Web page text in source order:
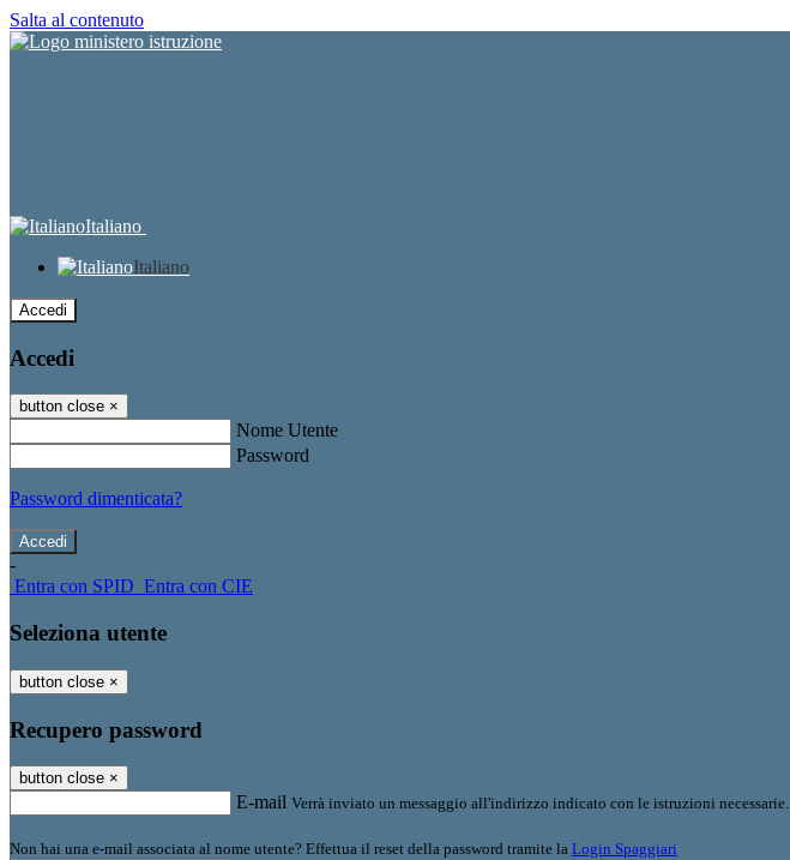
Salta al contenuto
Italiano
Italiano
Accedi
Accedi
button close ×
Nome Utente
Password
Password dimenticata?
-
Entra con SPID Entra con CIE
Seleziona utente
button close ×
Recupero password
button close ×
E-mail Verrà inviato un messaggio all'indirizzo indicato con le istruzioni necessarie.
Non hai una e-mail associata al nome utente? Effettua il reset della password tramite la Login Spaggiari